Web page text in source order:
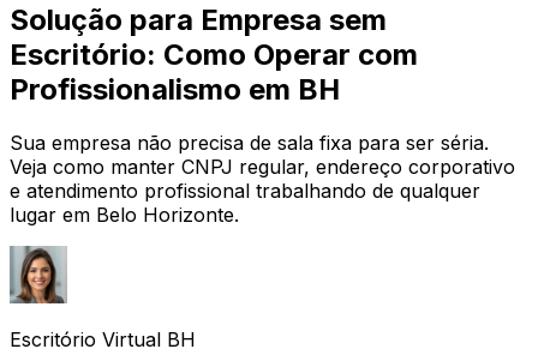
Solução para Empresa sem
Escritório: Como Operar com
Profissionalismo em BH
Sua empresa não precisa de sala fixa para ser séria.
Veja como manter CNPJ regular, endereço corporativo
e atendimento profissional trabalhando de qualquer
lugar em Belo Horizonte.
Escritório Virtual BH